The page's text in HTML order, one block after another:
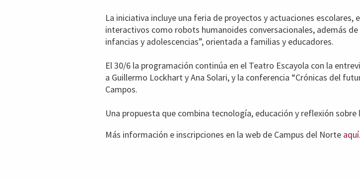
La iniciativa incluye una feria de proyectos y actuaciones escolares,
interactivos como robots humanoides conversacionales, además
infancias y adolescencias”, orientada a familias y educadores.
El 30/6 la programación continúa en el Teatro Escayola con la
a Guillermo Lockhart y Ana Solari, y la conferencia “Crónicas del
Campos.
Una propuesta que combina tecnología, educación y reflexión
Más información e inscripciones en la web de Campus del Norte aquí.